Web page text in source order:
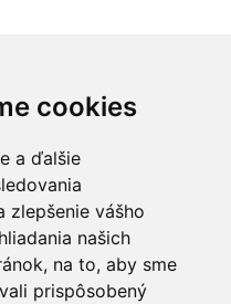
cookies
a ďalšie
zlepšenie vášho
našich
na to, aby sme
prispôsobený
k
ani k jej
O
zdravia, vhodnosti
na
vopred poraďte
a to najmä ak ste